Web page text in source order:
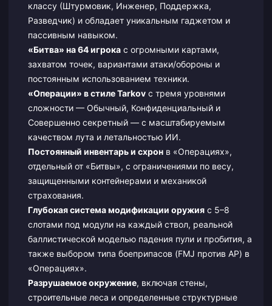
классу (Штурмовик, Инженер, Поддержка,
Разведчик) и обладает уникальным гаджетом и
пассивным навыком.
«Битва» на 64 игрокас огромными картами,
захватом точек, вариантами атаки/обороны и
постоянным использованием техники.
«Операции» в стиле Tarkovс тремя уровнями
сложности — Обычный, Конфиденциальный и
Совершенно секретный — с масштабируемым
качеством лута и летальностью ИИ.
Постоянный инвентарь и схронв «Операциях»,
отдельный от «Битвы», с ограничениями по весу,
защищенными контейнерами и механикой
страхования.
Глубокая система модификации оружияс 5–8
слотами под модули на каждый ствол, реальной
баллистической моделью падения пули и пробития, а
также выбором типа боеприпасов (FMJ против AP) в
«Операциях».
Разрушаемое окружение, включая стены,
строительные леса и определенные структурные